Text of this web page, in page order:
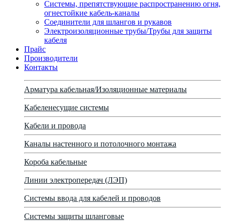
Системы, препятствующие распространению огня,
огнестойкие кабель-каналы
Соединители для шлангов и рукавов
Электроизоляционные трубы/Трубы для защиты
кабеля
Прайс
Производители
Контакты
Арматура кабельная/Изоляционные материалы
Кабеленесущие системы
Кабели и провода
Каналы настенного и потолочного монтажа
Короба кабельные
Линии электропередач (ЛЭП)
Системы ввода для кабелей и проводов
Системы защиты шланговые